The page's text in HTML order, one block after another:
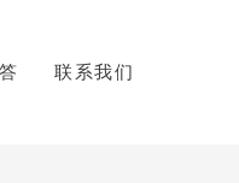
联系我们